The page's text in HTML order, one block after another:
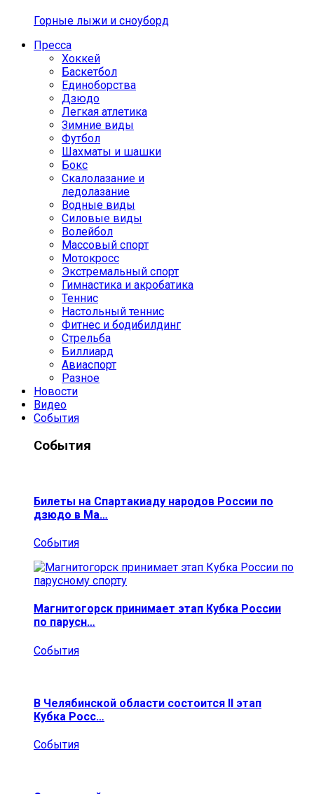
Горные лыжи и сноуборд
Пресса
Хоккей
Баскетбол
Единоборства
Дзюдо
Легкая атлетика
Зимние виды
Футбол
Шахматы и шашки
Бокс
Скалолазание и
ледолазание
Водные виды
Силовые виды
Волейбол
Массовый спорт
Мотокросс
Экстремальный спорт
Гимнастика и акробатика
Теннис
Настольный теннис
Фитнес и бодибилдинг
Стрельба
Биллиард
Авиаспорт
Разное
Новости
Видео
События
События
Билеты на Спартакиаду народов России по
дзюдо в Ма…
События
Магнитогорск принимает этап Кубка России
по парусн…
События
В Челябинской области состоится II этап
Кубка Росс…
События